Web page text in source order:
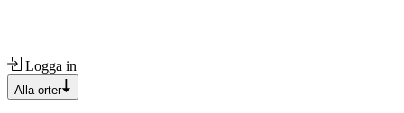
Logga in
Alla orter